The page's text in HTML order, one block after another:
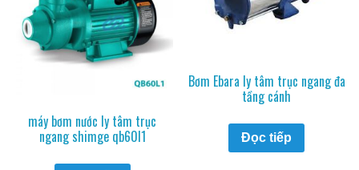
máy bơm nước ly tâm trục
ngang shimge qb60l1
Bơm Ebara ly tâm trục ngang đa
tầng cánh
Đọc tiếp